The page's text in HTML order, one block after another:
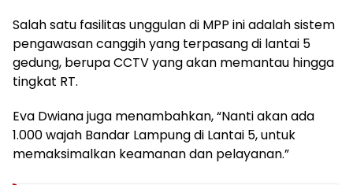
Salah satu fasilitas unggulan di MPP ini adalah sistem
pengawasan canggih yang terpasang di lantai 5
gedung, berupa CCTV yang akan memantau hingga
tingkat RT.
Eva Dwiana juga menambahkan, “Nanti akan ada
1.000 wajah Bandar Lampung di Lantai 5, untuk
memaksimalkan keamanan dan pelayanan.”